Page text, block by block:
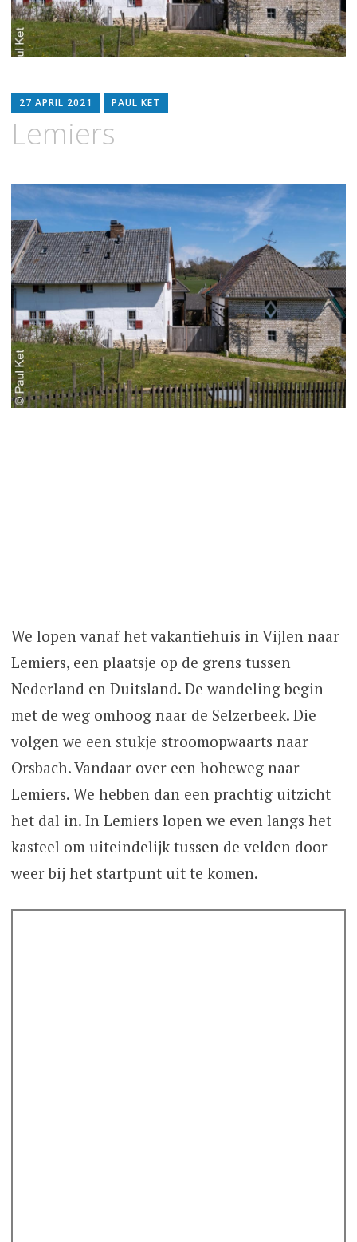
27 APRIL 2021 PAUL KET
Lemiers
We lopen vanaf het vakantiehuis in Vijlen naar
Lemiers, een plaatsje op de grens tussen
Nederland en Duitsland. De wandeling begin
met de weg omhoog naar de Selzerbeek. Die
volgen we een stukje stroomopwaarts naar
Orsbach. Vandaar over een hoheweg naar
Lemiers. We hebben dan een prachtig uitzicht
het dal in. In Lemiers lopen we even langs het
kasteel om uiteindelijk tussen de velden door
weer bij het startpunt uit te komen.